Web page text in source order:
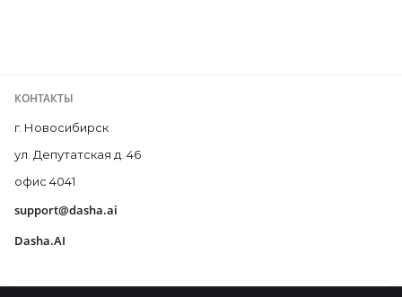
КОНТАКТЫ
г. Новосибирск
ул. Депутатская д. 46
офис 4041
support@dasha.ai
Dasha.AI